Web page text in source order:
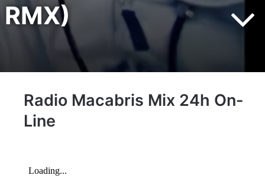
Radio Macabris Mix 24h On-
Line